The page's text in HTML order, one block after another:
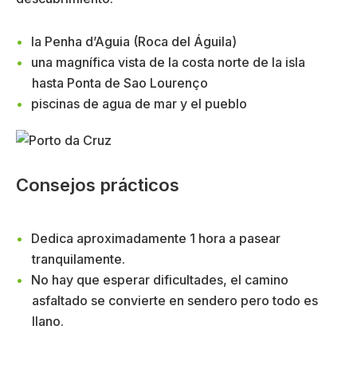
la Penha d’Aguia (Roca del Águila)
una magnífica vista de la costa norte de la isla
hasta Ponta de Sao Lourenço
piscinas de agua de mar y el pueblo
Consejos prácticos
Dedica aproximadamente 1 hora a pasear
tranquilamente.
No hay que esperar dificultades, el camino
asfaltado se convierte en sendero pero todo es
llano.